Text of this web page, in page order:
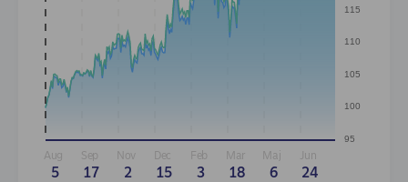
115
110
105
100
95
Aug
5
Sep
17
Nov
2
Dec
15
Feb
3
Mar
18
Maj
6
Jun
24